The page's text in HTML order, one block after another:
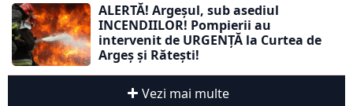
ALERTĂ! Argeșul, sub asediul
INCENDIILOR! Pompierii au
intervenit de URGENȚĂ la Curtea de
Argeș și Rătești!
Vezi mai multe